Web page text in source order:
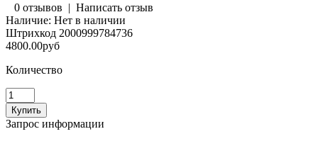
0 отзывов | Написать отзыв
Наличие: Нет в наличии
Штрихкод 2000999784736
4800.00руб
Количество
Запрос информации